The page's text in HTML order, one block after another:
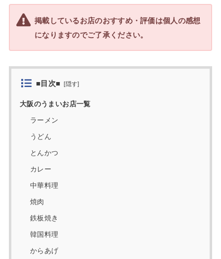
掲載しているお店のおすすめ・評価は個人の感想
になりますのでご了承ください。
■目次■ [隠す]
大阪のうまいお店一覧
ラーメン
うどん
とんかつ
カレー
中華料理
焼肉
鉄板焼き
韓国料理
からあげ